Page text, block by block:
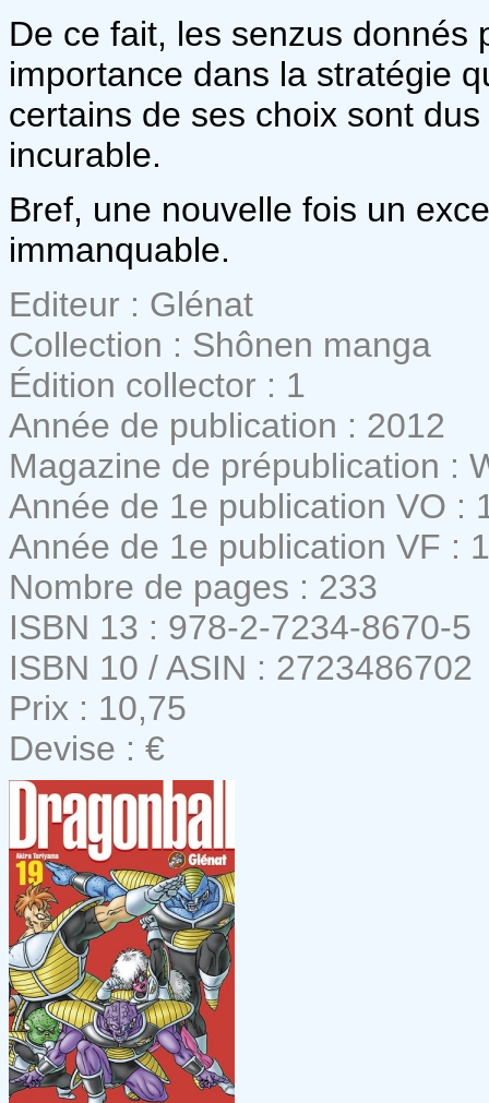
De ce fait, les senzus
importance dans la stratégie
certains de ses choix sont
incurable.
Bref, une nouvelle fois un
immanquable.
Editeur : Glénat
Collection : Shônen manga
Édition collector : 1
Année de publication : 2012
Magazine de prépublication :
Année de 1e publication VO :
Année de 1e publication VF :
Nombre de pages : 233
ISBN 13 : 978-2-7234-8670-5
ISBN 10 / ASIN : 2723486702
Prix : 10,75
Devise : €